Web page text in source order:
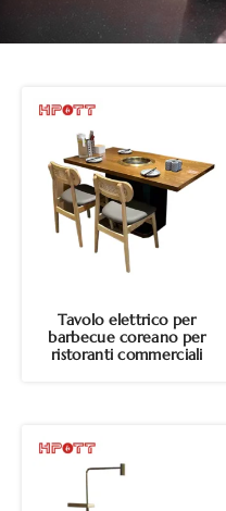
Tavolo elettrico per
barbecue coreano per
ristoranti commerciali